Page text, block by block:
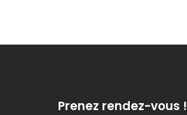
Prenez rendez-vous !